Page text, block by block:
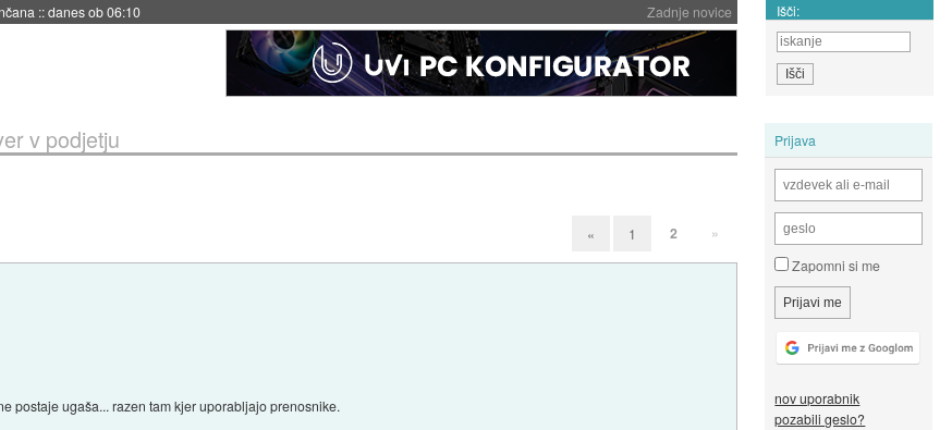
Zadnje novice
::danes ob 06:10 Išči:
Prijava
Zapomni si me
nov uporabnik
pozabili geslo?
v podjetju
« 1 2 »
postaje ugaša... razen tam kjer uporabljajo prenosnike.